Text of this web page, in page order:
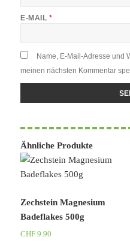
E-MAIL *
Name, E-Mail-Adresse und
meinen nächsten Kommentar
Ähnliche Produkte
Zechstein Magnesium
Badeflakes 500g
CHF 9.90